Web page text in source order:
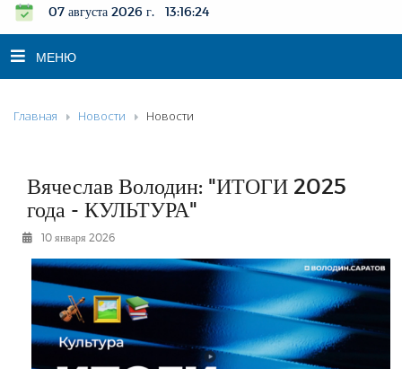
07 августа 2026 г. 13:16:24
МЕНЮ
НОВОСТИ
К СВЕДЕНИЮ
КОНКУРСЫ
ФОТОРЕПОРТАЖИ
РЕКЛАМОДАТЕЛЯМ
ОБЪЯВЛЕНИЯ
КОНТАКТЫ
Главная Новости Новости
Вячеслав Володин: "ИТОГИ 2025
года - КУЛЬТУРА"
10 января 2026